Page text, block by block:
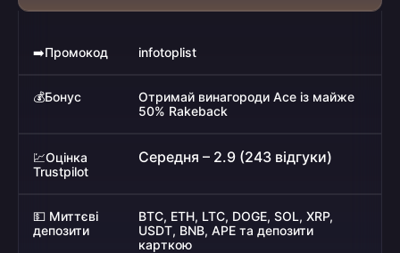
➡️Промокод infotoplist
💰Бонус
Отримай винагороди Ace із майже
50% Rakeback
💹Оцінка
Trustpilot
Середня – 2.9 (243 відгуки)
💵 Миттєві
депозити
BTC, ETH, LTC, DOGE, SOL, XRP,
USDT, BNB, APE та депозити
карткою